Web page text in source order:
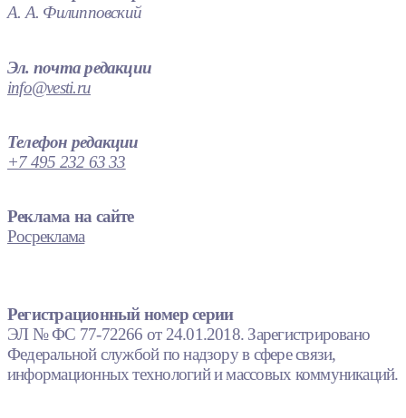
А. А. Филипповский
Эл. почта редакции
info@vesti.ru
Телефон редакции
+7 495 232 63 33
Реклама на сайте
Росреклама
Регистрационный номер серии
ЭЛ № ФС 77-72266 от 24.01.2018. Зарегистрировано
Федеральной службой по надзору в сфере связи,
информационных технологий и массовых коммуникаций.